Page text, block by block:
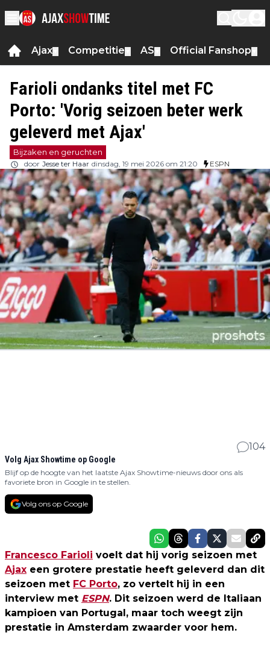
Ajax Competitie AS Official Fanshop
Farioli ondanks titel met FC
Porto: 'Vorig seizoen beter werk
geleverd met Ajax'
Bijzaken en geruchten
door Jesse ter Haar dinsdag, 19 mei 2026 om 21:20 ESPN
104
Volg Ajax Showtime op Google
Blijf op de hoogte van het laatste Ajax Showtime-nieuws door ons als
favoriete bron in Google in te stellen.
Volg ons op Google
Francesco Farioli voelt dat hij vorig seizoen met
Ajax een grotere prestatie heeft geleverd dan dit
seizoen met FC Porto, zo vertelt hij in een
interview met ESPN. Dit seizoen werd de Italiaan
kampioen van Portugal, maar toch weegt zijn
prestatie in Amsterdam zwaarder voor hem.